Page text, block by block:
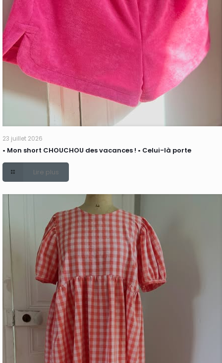
23 juillet 2026
• Mon short CHOUCHOU des vacances ! • Celui-là porte
Lire plus